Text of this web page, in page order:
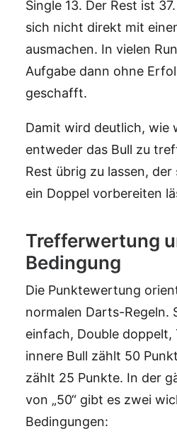
Single 13. Der Rest ist
sich nicht direkt mit
ausmachen. In vielen
Aufgabe dann ohne
geschafft.
Damit wird deutlich, wie
entweder das Bull zu
Rest übrig zu lassen,
ein Doppel vorbereiten
Trefferwertung
Bedingung
Die Punktewertung
normalen Darts-Regeln.
einfach, Double doppelt,
innere Bull zählt 50
zählt 25 Punkte. In der
von „50“ gibt es zwei
Bedingungen: